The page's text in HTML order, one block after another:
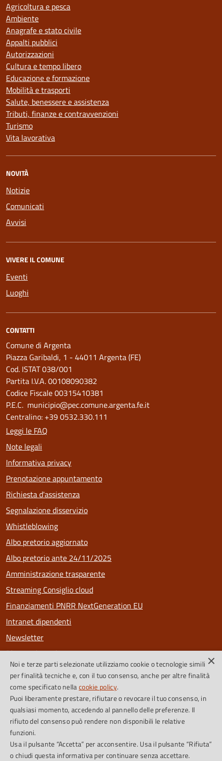
Agricoltura e pesca
Ambiente
Anagrafe e stato civile
Appalti pubblici
Autorizzazioni
Cultura e tempo libero
Educazione e formazione
Mobilità e trasporti
Salute, benessere e assistenza
Tributi, finanze e contravvenzioni
Turismo
Vita lavorativa
NOVITÀ
Notizie
Comunicati
Avvisi
VIVERE IL COMUNE
Eventi
Luoghi
CONTATTI
Comune di Argenta
Piazza Garibaldi, 1 - 44011 Argenta (FE)
Cod. ISTAT 038/001
Partita I.V.A. 00108090382
Codice Fiscale 00315410381
P.E.C. municipio@pec.comune.argenta.fe.it
Centralino: +39 0532.330.111
Leggi le FAQ
Note legali
Informativa privacy
Prenotazione appuntamento
Richiesta d'assistenza
Segnalazione disservizio
Whistleblowing
Albo pretorio aggiornato
Albo pretorio ante 24/11/2025
Amministrazione trasparente
Streaming Consiglio cloud
Finanziamenti PNRR NextGeneration EU
Intranet dipendenti
Newsletter
Riconoscimenti
PagoPa
SEGUICI SU
FacebookInstagramFeed RSS
×
Noi e terze parti selezionate utilizziamo cookie o tecnologie simili
per finalità tecniche e, con il tuo consenso, anche per altre finalità
come specificato nellacookie policy.
Puoi liberamente prestare, rifiutare o revocare il tuo consenso, in
qualsiasi momento, accedendo al pannello delle preferenze. Il
rifiuto del consenso può rendere non disponibili le relative
funzioni.
Usa il pulsante “Accetta” per acconsentire. Usa il pulsante “Rifiuta”
o chiudi questa informativa per continuare senza accettare.